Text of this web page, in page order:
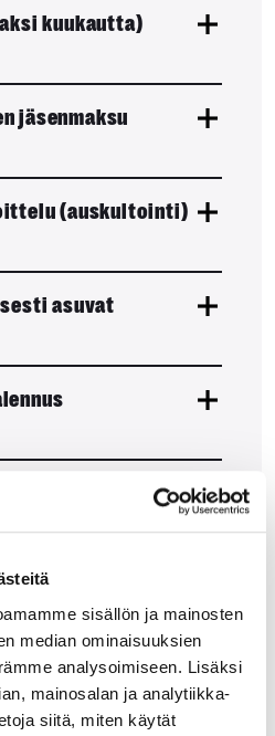
sisällön ja mainosten
median ominaisuuksien
analysoimiseen. Lisäksi
mainosalan ja analytiikka-
siitä, miten käytät
kuukautta)
jäsenmaksu
(auskultointi)
asuvat